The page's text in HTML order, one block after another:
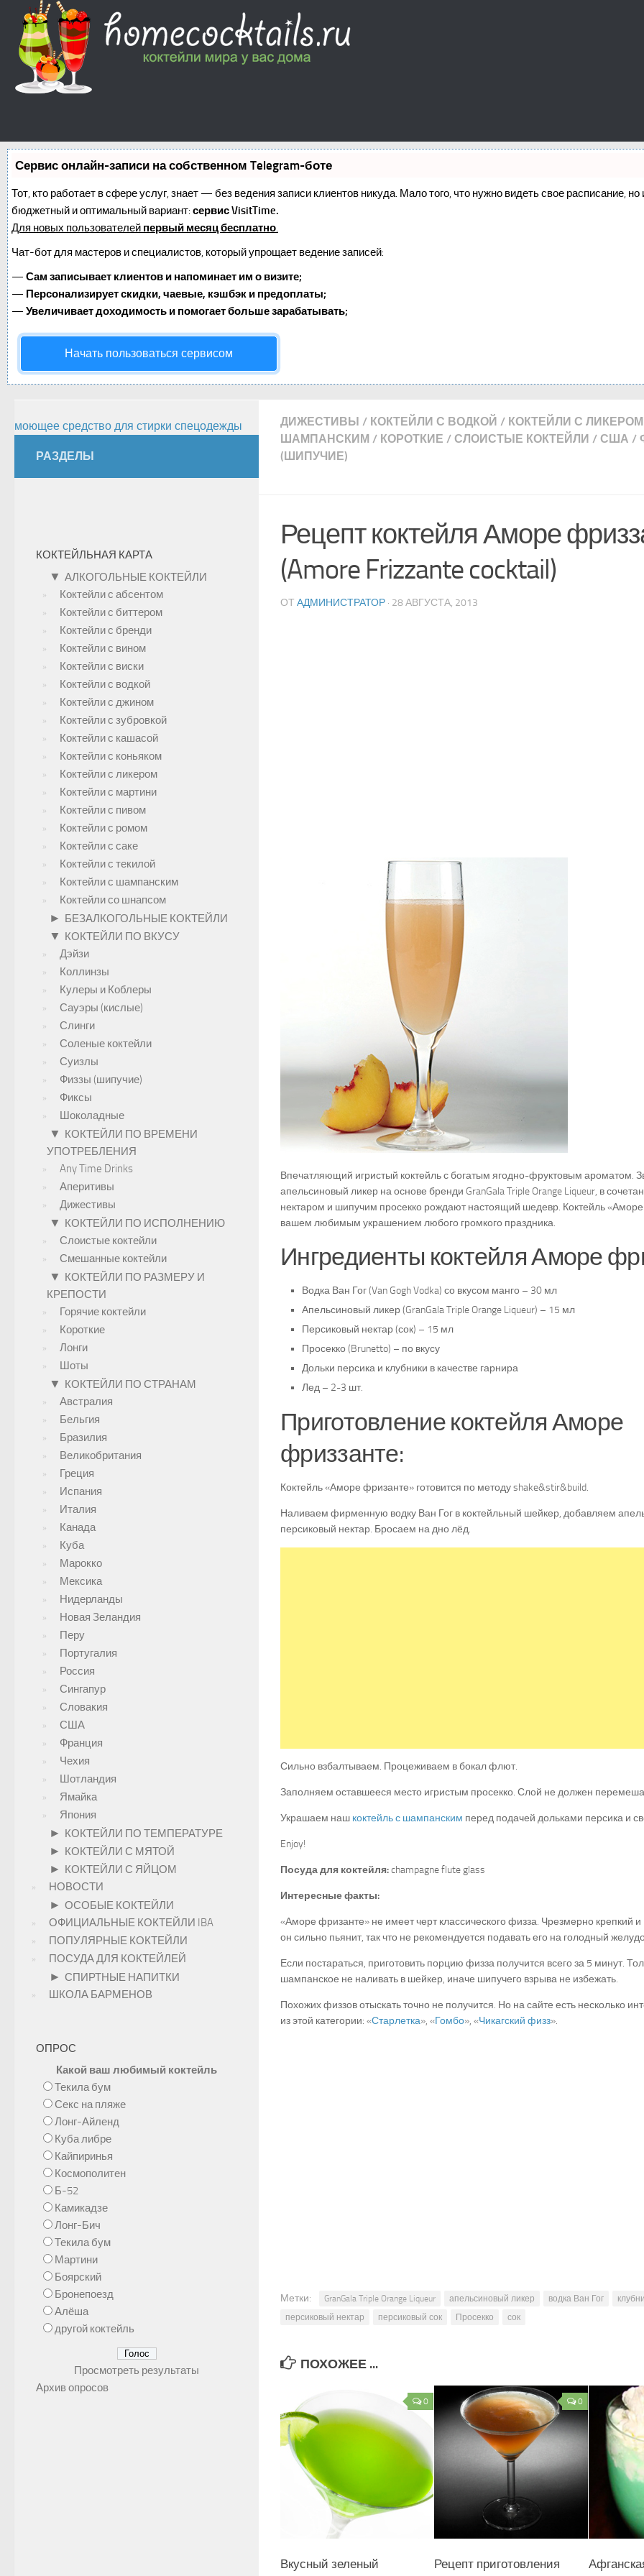
Сервис онлайн-записи на собственном Telegram-боте
Тот, кто работает в сфере услуг, знает — без ведения записи клиентов никуда. Мало того, что нужно видеть свое расписание,
бюджетный и оптимальный вариант: сервис VisitTime.
Для новых пользователей первый месяц бесплатно.
Чат-бот для мастеров и специалистов, который упрощает ведение записей:
— Сам записывает клиентов и напоминает им о визите;
— Персонализирует скидки, чаевые, кэшбэк и предоплаты;
— Увеличивает доходимость и помогает больше зарабатывать;
Начать пользоваться сервисом
ДИЖЕСТИВЫ / КОКТЕЙЛИ С ВОДКОЙ / КОКТЕЙЛИ С ЛИКЕРОМ
ШАМПАНСКИМ / КОРОТКИЕ / СЛОИСТЫЕ КОКТЕЙЛИ / США /
(ШИПУЧИЕ)
Рецепт коктейля Аморе
(Amore Frizzante cocktail)
ОТ АДМИНИСТРАТОР · 28 АВГУСТА, 2013
Впечатляющий игристый коктейль с богатым ягодно-фруктовым ароматом.
апельсиновый ликер на основе бренди GranGala Triple Orange Liqueur, в
нектаром и шипучим просекко рождают настоящий шедевр. Коктейль «Аморе
вашем любимым украшением любого громкого праздника.
Ингредиенты коктейля Аморе
Водка Ван Гог (Van Gogh Vodka) со вкусом манго – 30 мл
Апельсиновый ликер (GranGala Triple Orange Liqueur) – 15 мл
Персиковый нектар (сок) – 15 мл
Просекко (Brunetto) – по вкусу
Дольки персика и клубники в качестве гарнира
Лед – 2-3 шт.
Приготовление коктейля Аморе
фриззанте:
Коктейль «Аморе фризанте» готовится по методу shake&stir&build.
Наливаем фирменную водку Ван Гог в коктейльный шейкер, добавляем
персиковый нектар. Бросаем на дно лёд.
Сильно взбалтываем. Процеживаем в бокал флют.
Заполняем оставшееся место игристым просекко. Слой не должен
Украшаем наш коктейль с шампанским перед подачей дольками персика и
Enjoy!
Посуда для коктейля:champagne flute glass
Интересные факты:
«Аморе фризанте» не имеет черт классического физза. Чрезмерно крепкий
он сильно пьянит, так что не рекомендуется подавать его на голодный
Если постараться, приготовить порцию физза получится всего за 5 минут.
шампанское не наливать в шейкер, иначе шипучего взрыва не избежать.
Похожих физзов отыскать точно не получится. Но на сайте есть несколько
из этой категории: «Старлетка», «Гомбо», «Чикагский физз».
Метки: GranGala Triple Orange Liqueur апельсиновый ликер водка Ван Гог
персиковый нектар
персиковый сок Просекко сок
ПОХОЖЕЕ ...
0
Вкусный зеленый
0
Рецепт приготовления
моющее средство для стирки спецодежды
РАЗДЕЛЫ
КОКТЕЙЛЬНАЯ КАРТА
▼ АЛКОГОЛЬНЫЕ КОКТЕЙЛИ
Коктейли с абсентом
Коктейли с биттером
Коктейли с бренди
Коктейли с вином
Коктейли с виски
Коктейли с водкой
Коктейли с джином
Коктейли с зубровкой
Коктейли с кашасой
Коктейли с коньяком
Коктейли с ликером
Коктейли с мартини
Коктейли с пивом
Коктейли с ромом
Коктейли с саке
Коктейли с текилой
Коктейли с шампанским
Коктейли со шнапсом
► БЕЗАЛКОГОЛЬНЫЕ КОКТЕЙЛИ
▼ КОКТЕЙЛИ ПО ВКУСУ
Дэйзи
Коллинзы
Кулеры и Коблеры
Сауэры (кислые)
Слинги
Соленые коктейли
Суизлы
Физзы (шипучие)
Фиксы
Шоколадные
▼ КОКТЕЙЛИ ПО ВРЕМЕНИ
УПОТРЕБЛЕНИЯ
Any Time Drinks
Аперитивы
Дижестивы
▼ КОКТЕЙЛИ ПО ИСПОЛНЕНИЮ
Слоистые коктейли
Смешанные коктейли
▼ КОКТЕЙЛИ ПО РАЗМЕРУ И
КРЕПОСТИ
Горячие коктейли
Короткие
Лонги
Шоты
▼ КОКТЕЙЛИ ПО СТРАНАМ
Австралия
Бельгия
Бразилия
Великобритания
Греция
Испания
Италия
Канада
Куба
Марокко
Мексика
Нидерланды
Новая Зеландия
Перу
Португалия
Россия
Сингапур
Словакия
США
Франция
Чехия
Шотландия
Ямайка
Япония
► КОКТЕЙЛИ ПО ТЕМПЕРАТУРЕ
► КОКТЕЙЛИ С МЯТОЙ
► КОКТЕЙЛИ С ЯЙЦОМ
НОВОСТИ
► ОСОБЫЕ КОКТЕЙЛИ
ОФИЦИАЛЬНЫЕ КОКТЕЙЛИ IBA
ПОПУЛЯРНЫЕ КОКТЕЙЛИ
ПОСУДА ДЛЯ КОКТЕЙЛЕЙ
► СПИРТНЫЕ НАПИТКИ
ШКОЛА БАРМЕНОВ
ОПРОС
Какой ваш любимый коктейль
Текила бум
Секс на пляже
Лонг-Айленд
Куба либре
Кайпиринья
Космополитен
Б-52
Камикадзе
Лонг-Бич
Текила бум
Мартини
Боярский
Бронепоезд
Алёша
другой коктейль
Просмотреть результаты
Архив опросов